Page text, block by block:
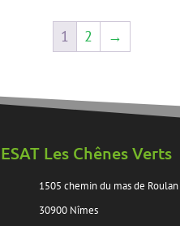
1 2 →
ESAT Les Chênes Verts
1505 chemin du mas de Roulan
30900 Nîmes